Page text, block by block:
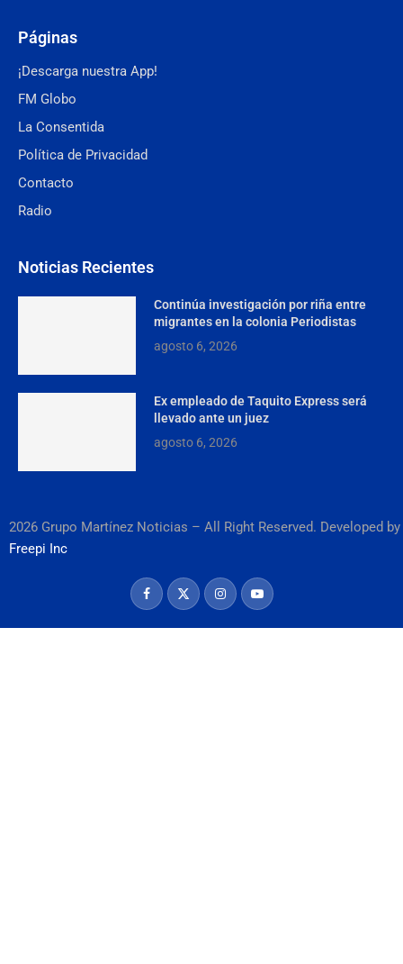
Páginas
¡Descarga nuestra App!
FM Globo
La Consentida
Política de Privacidad
Contacto
Radio
Noticias Recientes
Continúa investigación por riña entre
migrantes en la colonia Periodistas
agosto 6, 2026
Ex empleado de Taquito Express será
llevado ante un juez
agosto 6, 2026
2026 Grupo Martínez Noticias – All Right Reserved. Developed by
Freepi Inc